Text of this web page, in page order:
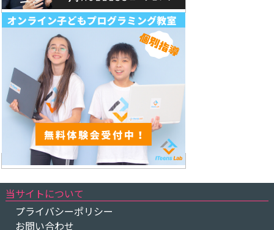
当サイトについて
プライバシーポリシー
お問い合わせ